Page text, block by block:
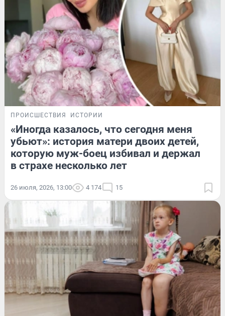
ПРОИСШЕСТВИЯ ИСТОРИИ
«Иногда казалось, что сегодня меня
убьют»: история матери двоих детей,
которую муж-боец избивал и держал
в страхе несколько лет
26 июля, 2026, 13:00 4 174 15